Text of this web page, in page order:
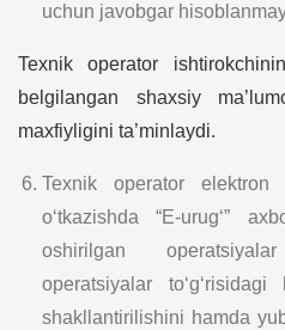
uchun javobgar
Texnik operator
belgilangan shaxsiy
maxfiyligini ta’minlaydi.
Texnik operator
o‘tkazishda “E-urug‘”
oshirilgan
operatsiyalar
shakllantirilishini hamda